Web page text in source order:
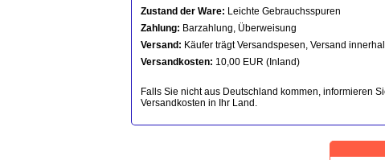
Zustand der Ware: Leichte Gebrauchsspuren
Zahlung: Barzahlung, Überweisung
Versand: Käufer trägt Versandspesen, Versand
Versandkosten: 10,00 EUR (Inland)
Falls Sie nicht aus Deutschland kommen, informieren
Versandkosten in Ihr Land.